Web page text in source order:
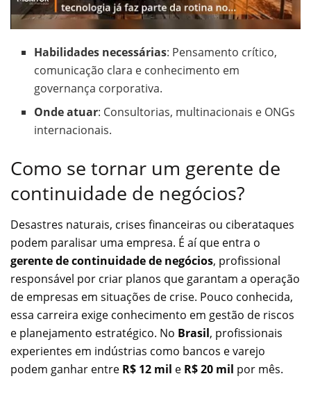
Habilidades necessárias: Pensamento crítico,
comunicação clara e conhecimento em
governança corporativa.
Onde atuar: Consultorias, multinacionais e ONGs
internacionais.
Como se tornar um gerente de
continuidade de negócios?
Desastres naturais, crises financeiras ou ciberataques
podem paralisar uma empresa. É aí que entra o
gerente de continuidade de negócios, profissional
responsável por criar planos que garantam a operação
de empresas em situações de crise. Pouco conhecida,
essa carreira exige conhecimento em gestão de riscos
e planejamento estratégico. No Brasil, profissionais
experientes em indústrias como bancos e varejo
podem ganhar entre R$ 12 mil e R$ 20 mil por mês.